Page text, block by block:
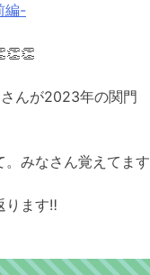
👏👏
んが2023年の関門
。みなさん覚えてます
ります‼